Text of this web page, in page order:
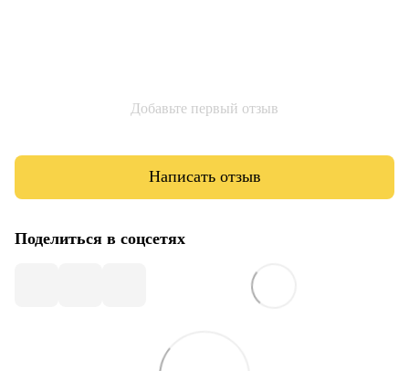
Добавьте первый отзыв
Написать отзыв
Поделиться в соцсетях